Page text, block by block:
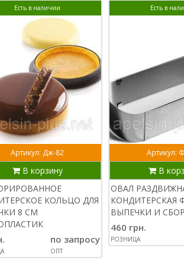
Есть в наличии
Артикул: Дж-82
В корзину
КОЛЬЦО ДЛЯ
8 СМ
по запросу
ОПТ
Есть в
Артикул:
В
ОВАЛ
КОНДИТЕРСКАЯ
ВЫПЕЧКИ И
460 грн.
РОЗНИЦА